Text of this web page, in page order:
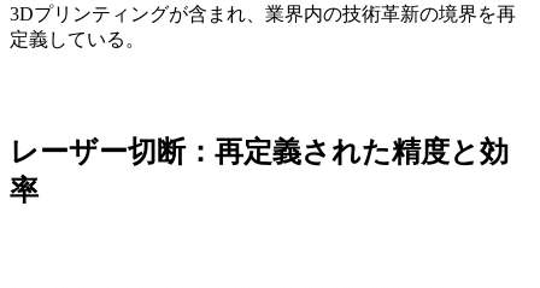
3Dプリンティングが含まれ、業界内の技術革新の境界を再
定義している。
レーザー切断：再定義された精度と効
率